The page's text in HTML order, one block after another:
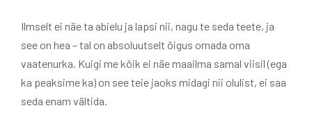
Ilmselt ei näe ta abielu ja lapsi nii, nagu te seda teete, ja
see on hea – tal on absoluutselt õigus omada oma
vaatenurka. Kuigi me kõik ei näe maailma samal viisil (ega
ka peaksime ka) on see teie jaoks midagi nii olulist, ei saa
seda enam vältida.